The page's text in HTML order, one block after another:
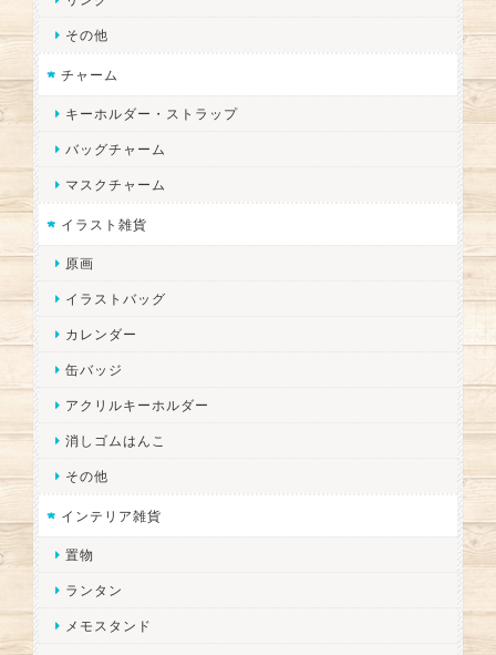
その他
チャーム
キーホルダー・ストラップ
バッグチャーム
マスクチャーム
イラスト雑貨
原画
イラストバッグ
カレンダー
缶バッジ
アクリルキーホルダー
消しゴムはんこ
その他
インテリア雑貨
置物
ランタン
メモスタンド